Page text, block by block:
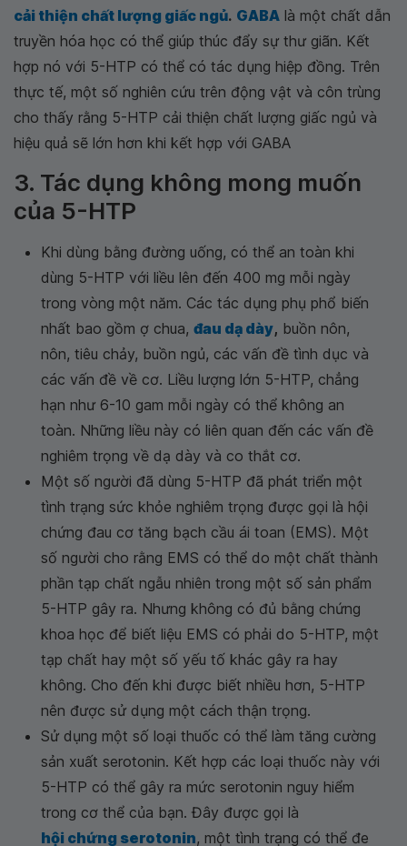
cải thiện chất lượng giấc ngủ. GABA là một chất dẫn
truyền hóa học có thể giúp thúc đẩy sự thư giãn. Kết
hợp nó với 5-HTP có thể có tác dụng hiệp đồng. Trên
thực tế, một số nghiên cứu trên động vật và côn trùng
cho thấy rằng 5-HTP cải thiện chất lượng giấc ngủ và
hiệu quả sẽ lớn hơn khi kết hợp với GABA
3. Tác dụng không mong muốn
của 5-HTP
Khi dùng bằng đường uống, có thể an toàn khi
dùng 5-HTP với liều lên đến 400 mg mỗi ngày
trong vòng một năm. Các tác dụng phụ phổ biến
nhất bao gồm ợ chua, đau dạ dày, buồn nôn,
nôn, tiêu chảy, buồn ngủ, các vấn đề tình dục và
các vấn đề về cơ. Liều lượng lớn 5-HTP, chẳng
hạn như 6-10 gam mỗi ngày có thể không an
toàn. Những liều này có liên quan đến các vấn đề
nghiêm trọng về dạ dày và co thắt cơ.
Một số người đã dùng 5-HTP đã phát triển một
tình trạng sức khỏe nghiêm trọng được gọi là hội
chứng đau cơ tăng bạch cầu ái toan (EMS). Một
số người cho rằng EMS có thể do một chất thành
phần tạp chất ngẫu nhiên trong một số sản phẩm
5-HTP gây ra. Nhưng không có đủ bằng chứng
khoa học để biết liệu EMS có phải do 5-HTP, một
tạp chất hay một số yếu tố khác gây ra hay
không. Cho đến khi được biết nhiều hơn, 5-HTP
nên được sử dụng một cách thận trọng.
Sử dụng một số loại thuốc có thể làm tăng cường
sản xuất serotonin. Kết hợp các loại thuốc này với
5-HTP có thể gây ra mức serotonin nguy hiểm
trong cơ thể của bạn. Đây được gọi là
hội chứng serotonin, một tình trạng có thể đe